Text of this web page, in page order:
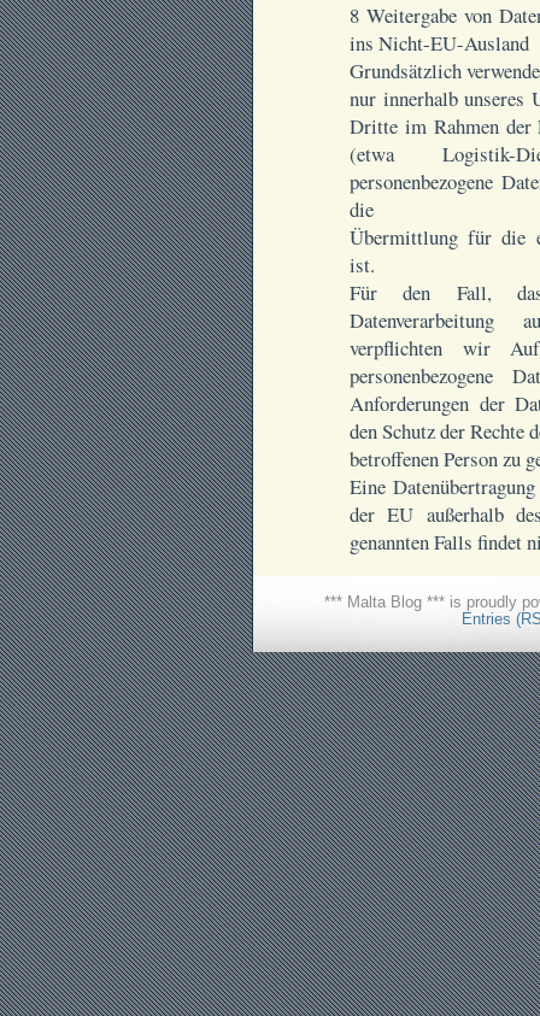
8 Weitergabe von
ins Nicht-EU-Ausland
Grundsätzlich
nur innerhalb unseres
Dritte im Rahmen der
(etwa Logistik-
personenbezogene
die
Übermittlung für die
ist.
Für den Fall,
Datenverarbeitung
verpflichten wir
Anforderungen der
den Schutz der Rechte
betroffenen Person zu
Eine
der EU außerhalb
genannten Falls findet
*** Malta Blog *** is proudly
Entries